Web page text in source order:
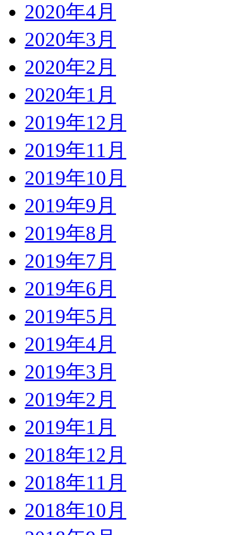
2020年4月
2020年3月
2020年2月
2020年1月
2019年12月
2019年11月
2019年10月
2019年9月
2019年8月
2019年7月
2019年6月
2019年5月
2019年4月
2019年3月
2019年2月
2019年1月
2018年12月
2018年11月
2018年10月